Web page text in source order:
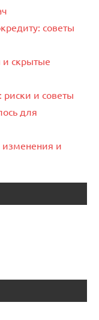
советы
скрытые
и советы
для
изменения и